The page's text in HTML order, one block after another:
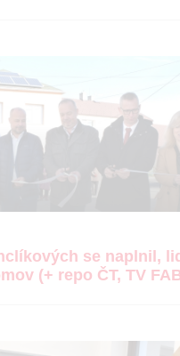
se naplnil,
(+ repo ČT, TV